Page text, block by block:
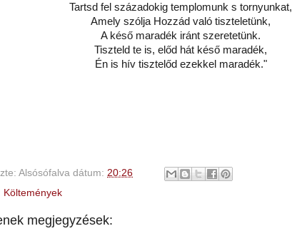
Tartsd fel századokig templomunk s tornyunkat,
Amely szólja Hozzád való tiszteletünk,
A késő maradék iránt szeretetünk.
Tiszteld te is, előd hát késő maradék,
Én is hív tisztelőd ezekkel maradék."
Alsósófalva dátum: 20:26
Költemények
megjegyzések: